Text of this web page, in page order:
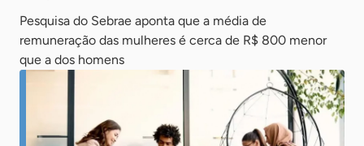
Pesquisa do Sebrae aponta que a média de
remuneração das mulheres é cerca de R$ 800 menor
que a dos homens